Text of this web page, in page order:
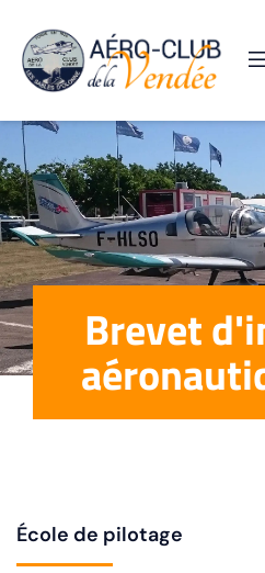
Brevet
École de pilotage